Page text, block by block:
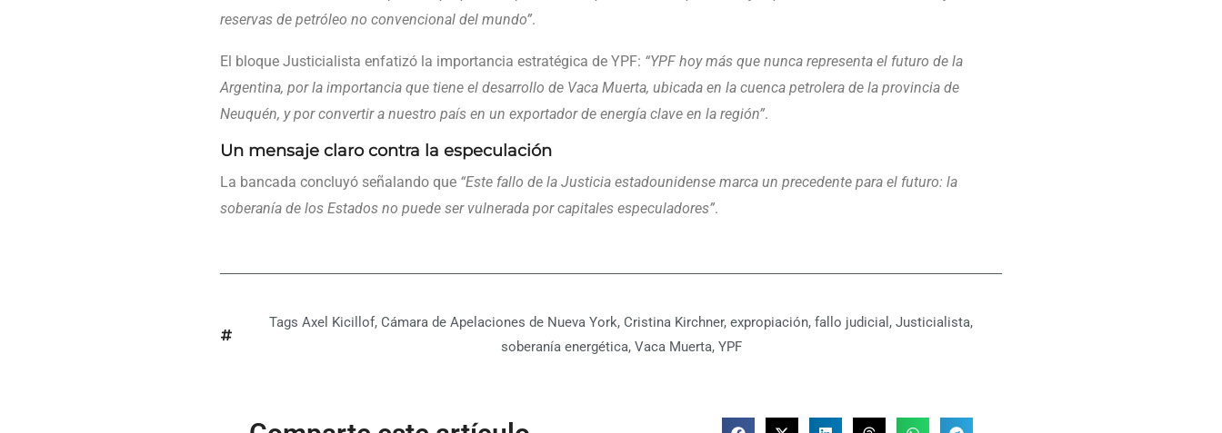
reservas de petróleo no convencional del mundo”.
El bloque Justicialista enfatizó la importancia estratégica de YPF: “YPF hoy más que nunca representa el futuro de la
Argentina, por la importancia que tiene el desarrollo de Vaca Muerta, ubicada en la cuenca petrolera de la provincia de
Neuquén, y por convertir a nuestro país en un exportador de energía clave en la región”.
Un mensaje claro contra la especulación
La bancada concluyó señalando que “Este fallo de la Justicia estadounidense marca un precedente para el futuro: la
soberanía de los Estados no puede ser vulnerada por capitales especuladores”.
Tags Axel Kicillof, Cámara de Apelaciones de Nueva York, Cristina Kirchner, expropiación, fallo judicial , Justicialista,
soberanía energética, Vaca Muerta, YPF